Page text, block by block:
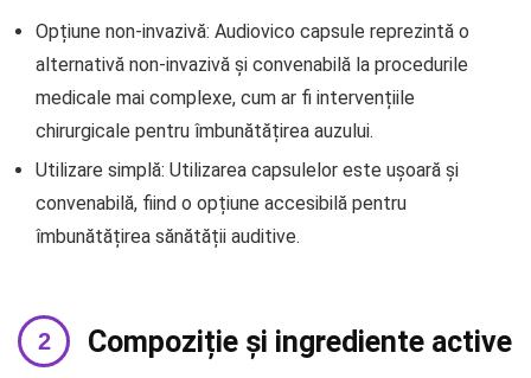
Opțiune non-invazivă: Audiovico capsule reprezintă o
alternativă non-invazivă și convenabilă la procedurile
medicale mai complexe, cum ar fi intervențiile
chirurgicale pentru îmbunătățirea auzului.
Utilizare simplă: Utilizarea capsulelor este ușoară și
convenabilă, fiind o opțiune accesibilă pentru
îmbunătățirea sănătății auditive.
Compoziție și ingrediente active